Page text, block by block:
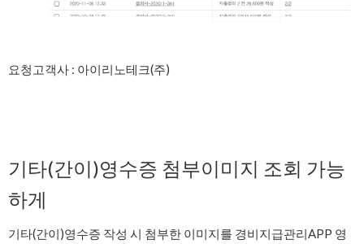
요청고객사 : 아이리노테크(주)
기타(간이)영수증 첨부이미지 조회 가능
하게
기타(간이)영수증 작성 시 첨부한 이미지를 경비지급관리APP 영